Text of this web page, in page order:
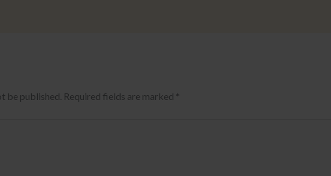
be published. Required fields are marked *